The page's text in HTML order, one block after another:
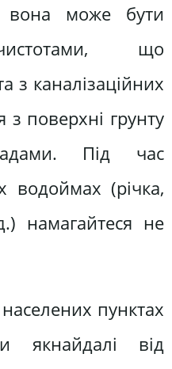
вона може бути
що
з каналізаційних
поверхні грунту
Під час
водоймах (річка,
намагайтеся не
пунктах
якнайдалі від